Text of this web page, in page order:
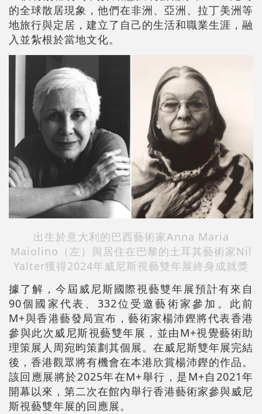
的全球散居現象，他們在非洲、亞洲、拉丁美洲等
地旅行與定居，建立了自己的生活和職業生涯，融
入並紮根於當地文化。
出生於意大利的巴西藝術家Anna Maria
Maiolino（左）與居住在巴黎的土耳其藝術家Nil
Yalter獲得2024年威尼斯視藝雙年展終身成就獎
據了解，今屆威尼斯國際視藝雙年展預計有來自
90個國家代表、332位受邀藝術家參加。此前
M+與香港藝發局宣布，藝術家楊沛鏗將代表香港
參與此次威尼斯視藝雙年展，並由M+視覺藝術助
理策展人周宛昀策劃其個展。在威尼斯雙年展完結
後，香港觀眾將有機會在本港欣賞楊沛鏗的作品。
該回應展將於2025年在M+舉行，是M+自2021年
開幕以來，第二次在館內舉行香港藝術家參與威尼
斯視藝雙年展的回應展。